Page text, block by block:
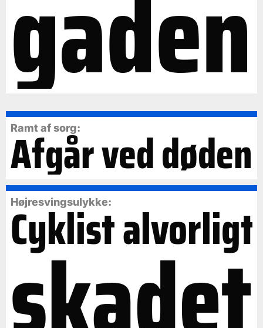
Ramt af sorg:
Afgår ved døden
Højresvingsulykke:
Cyklist alvorligt